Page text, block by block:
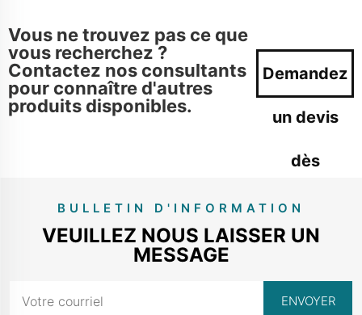
Vous ne trouvez pas ce que
vous recherchez ?
Contactez nos consultants
pour connaître d'autres
produits disponibles.
Demandez
un devis
dès
maintenant
BULLETIN D'INFORMATION
VEUILLEZ NOUS LAISSER UN
MESSAGE